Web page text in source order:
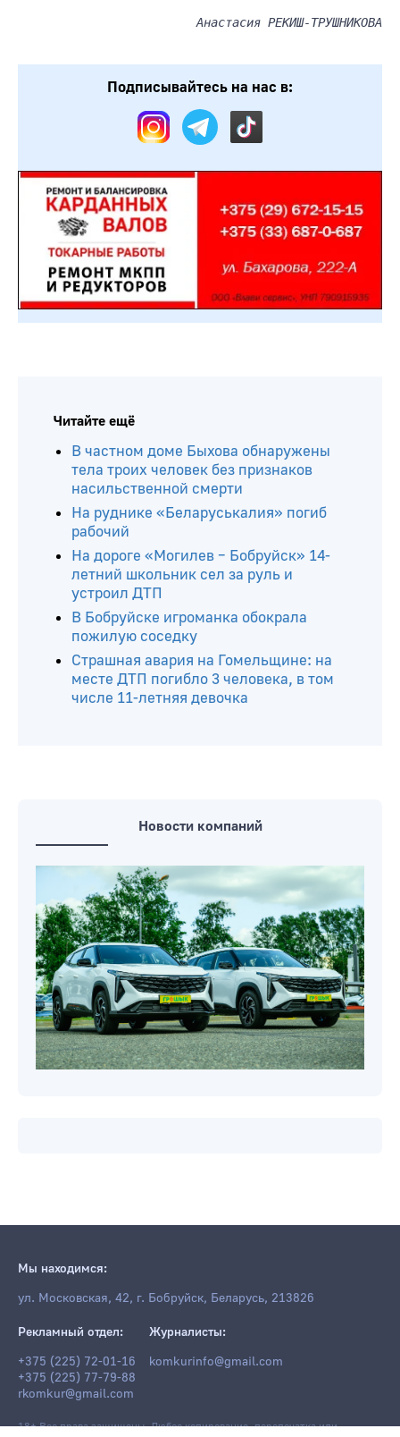
Анастасия РЕКИШ-ТРУШНИКОВА
Подписывайтесь на нас в:
Читайте ещё
В частном доме Быхова обнаружены
тела троих человек без признаков
насильственной смерти
На руднике «Беларуськалия» погиб
рабочий
На дороге «Могилев – Бобруйск» 14-
летний школьник сел за руль и
устроил ДТП
В Бобруйске игроманка обокрала
пожилую соседку
Страшная авария на Гомельщине: на
месте ДТП погибло 3 человека, в том
числе 11-летняя девочка
Новости компаний
Мы находимся:
ул. Московская, 42, г. Бобруйск, Беларусь, 213826
Рекламный отдел:
+375 (225) 72-01-16
+375 (225) 77-79-88
rkomkur@gmail.com
Журналисты:
komkurinfo@gmail.com
18+ Все права защищены. Любое копирование, перепечатка или